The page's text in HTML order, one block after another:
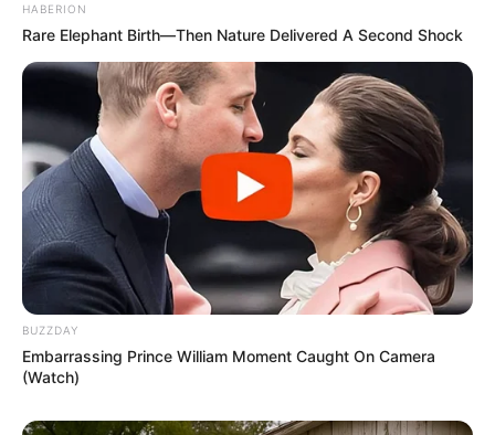
HABERION
Rare Elephant Birth—Then Nature Delivered A Second Shock
BUZZDAY
Embarrassing Prince William Moment Caught On Camera
(Watch)